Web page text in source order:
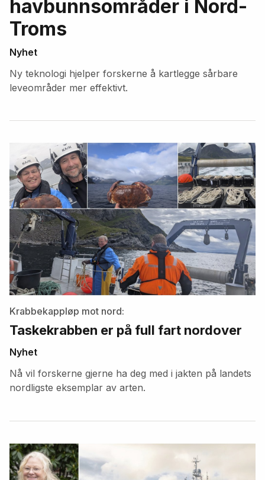
havbunnsområder i Nord-
Troms
Nyhet
Ny teknologi hjelper forskerne å kartlegge sårbare
leveområder mer effektivt.
Krabbekappløp mot nord:
Taskekrabben er på full fart nordover
Nyhet
Nå vil forskerne gjerne ha deg med i jakten på landets
nordligste eksemplar av arten.